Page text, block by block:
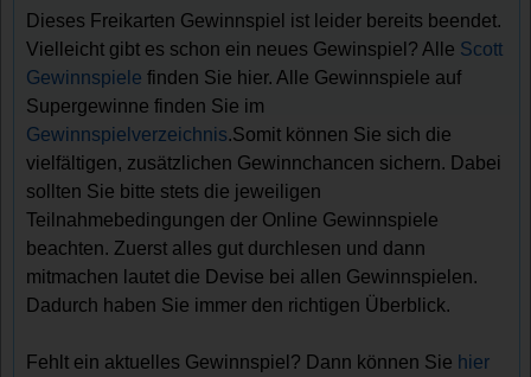
Dieses Freikarten Gewinnspiel ist leider bereits beendet.
Vielleicht gibt es schon ein neues Gewinspiel? Alle Scott
Gewinnspiele finden Sie hier. Alle Gewinnspiele auf
Supergewinne finden Sie im
Gewinnspielverzeichnis.Somit können Sie sich die
vielfältigen, zusätzlichen Gewinnchancen sichern. Dabei
sollten Sie bitte stets die jeweiligen
Teilnahmebedingungen der Online Gewinnspiele
beachten. Zuerst alles gut durchlesen und dann
mitmachen lautet die Devise bei allen Gewinnspielen.
Dadurch haben Sie immer den richtigen Überblick.
Fehlt ein aktuelles Gewinnspiel? Dann können Sie hier